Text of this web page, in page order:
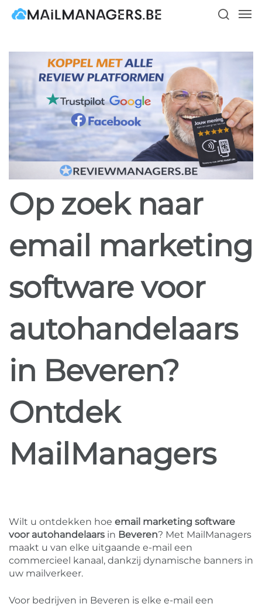
Skip
Op zoek naar
email marketing
software voor
autohandelaars
in Beveren?
Ontdek
MailManagers
Wilt u ontdekken hoe email marketing software
voor autohandelaars in Beveren? Met MailManagers
maakt u van elke uitgaande e-mail een
commercieel kanaal, dankzij dynamische banners in
uw mailverkeer.
Voor bedrijven in Beveren is elke e-mail een